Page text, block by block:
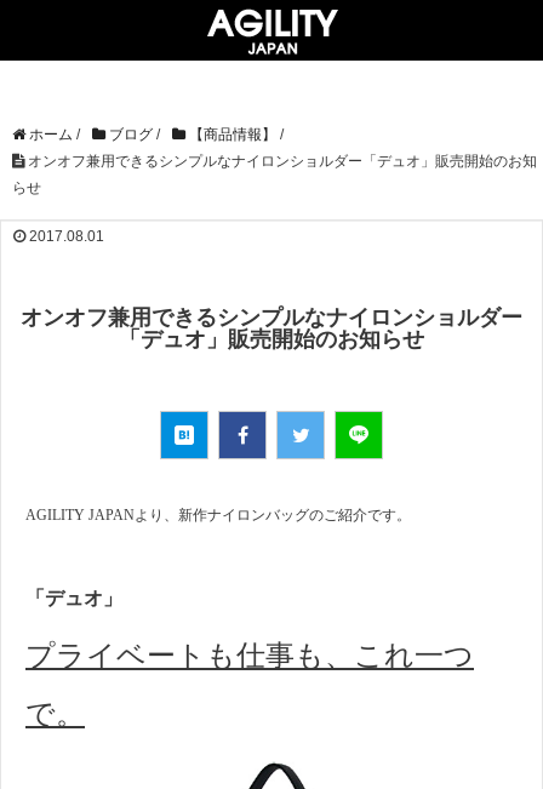
ホーム / ブログ / 【商品情報】
/
オンオフ兼用できるシンプルなナイロンショルダー「デュオ」販売開始のお知
らせ
2017.08.01
オンオフ兼用できるシンプルなナイロンショルダー
「デュオ」販売開始のお知らせ
AGILITY JAPANより、新作ナイロンバッグのご紹介です。
「デュオ」
プライベートも仕事も、これ一つ
で。